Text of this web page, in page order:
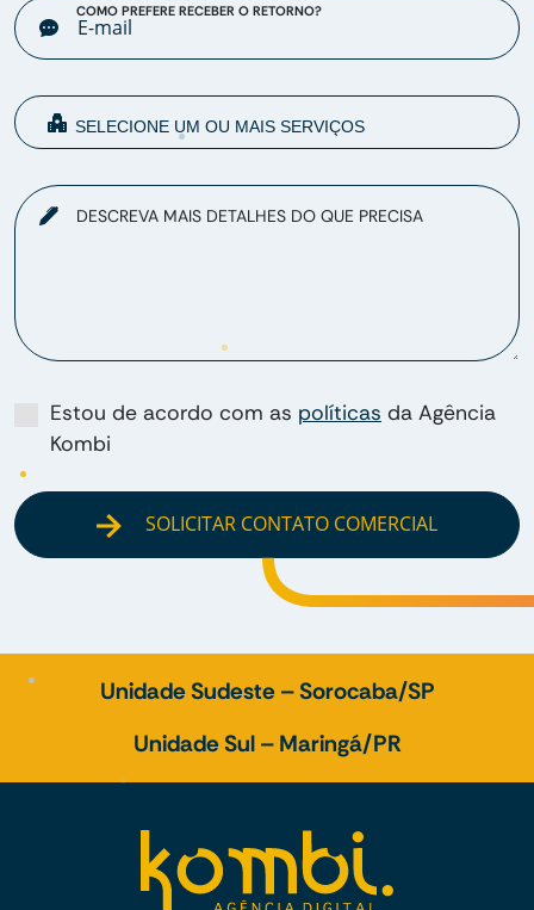
COMO PREFERE RECEBER O RETORNO?
DESCREVA MAIS DETALHES DO QUE PRECISA
Estou de acordo com as políticas da Agência
Kombi
SOLICITAR CONTATO COMERCIAL
Unidade Sudeste – Sorocaba/SP
Unidade Sul – Maringá/PR